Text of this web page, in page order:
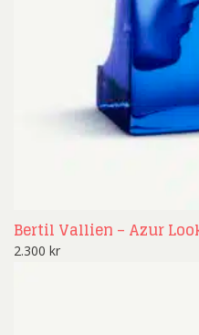
Bertil Vallien – Azur
2.300 kr